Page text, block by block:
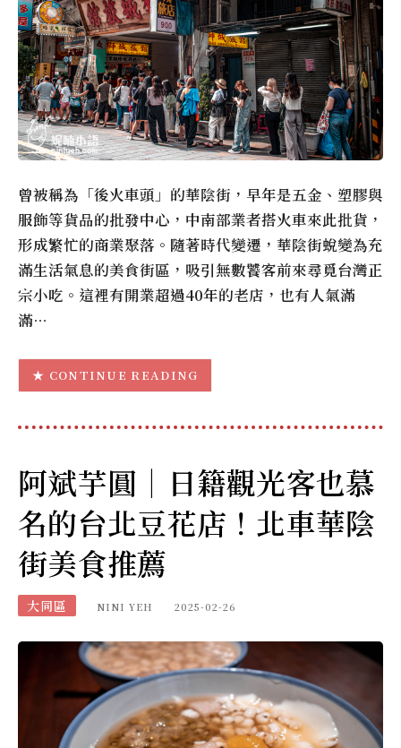
曾被稱為「後火車頭」的華陰街，早年是五金、塑膠與
服飾等貨品的批發中心，中南部業者搭火車來此批貨，
形成繁忙的商業聚落。隨著時代變遷，華陰街蛻變為充
滿生活氣息的美食街區，吸引無數饕客前來尋覓台灣正
宗小吃。這裡有開業超過40年的老店，也有人氣滿
滿…
CONTINUE READING
阿斌芋圓｜日籍觀光客也慕
名的台北豆花店！北車華陰
街美食推薦
大同區 NINI YEH 2025-02-26